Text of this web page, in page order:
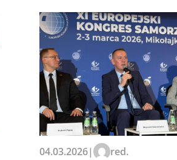
04.03.2026| red.